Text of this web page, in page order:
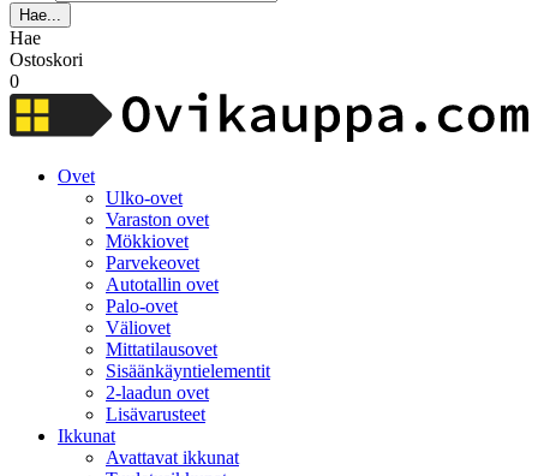
Hae...
Hae
Ostoskori
0
Ovet
Ulko-ovet
Varaston ovet
Mökkiovet
Parvekeovet
Autotallin ovet
Palo-ovet
Väliovet
Mittatilausovet
Sisäänkäyntielementit
2-laadun ovet
Lisävarusteet
Ikkunat
Avattavat ikkunat